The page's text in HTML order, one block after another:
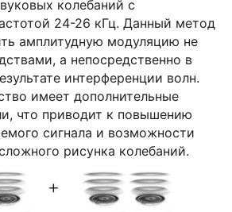
колебаний с
24-26 кГц. Данный метод
амплитудную модуляцию не
а непосредственно в
интерференции волн.
имеет дополнительные
что приводит к повышению
сигнала и возможности
рисунка колебаний.